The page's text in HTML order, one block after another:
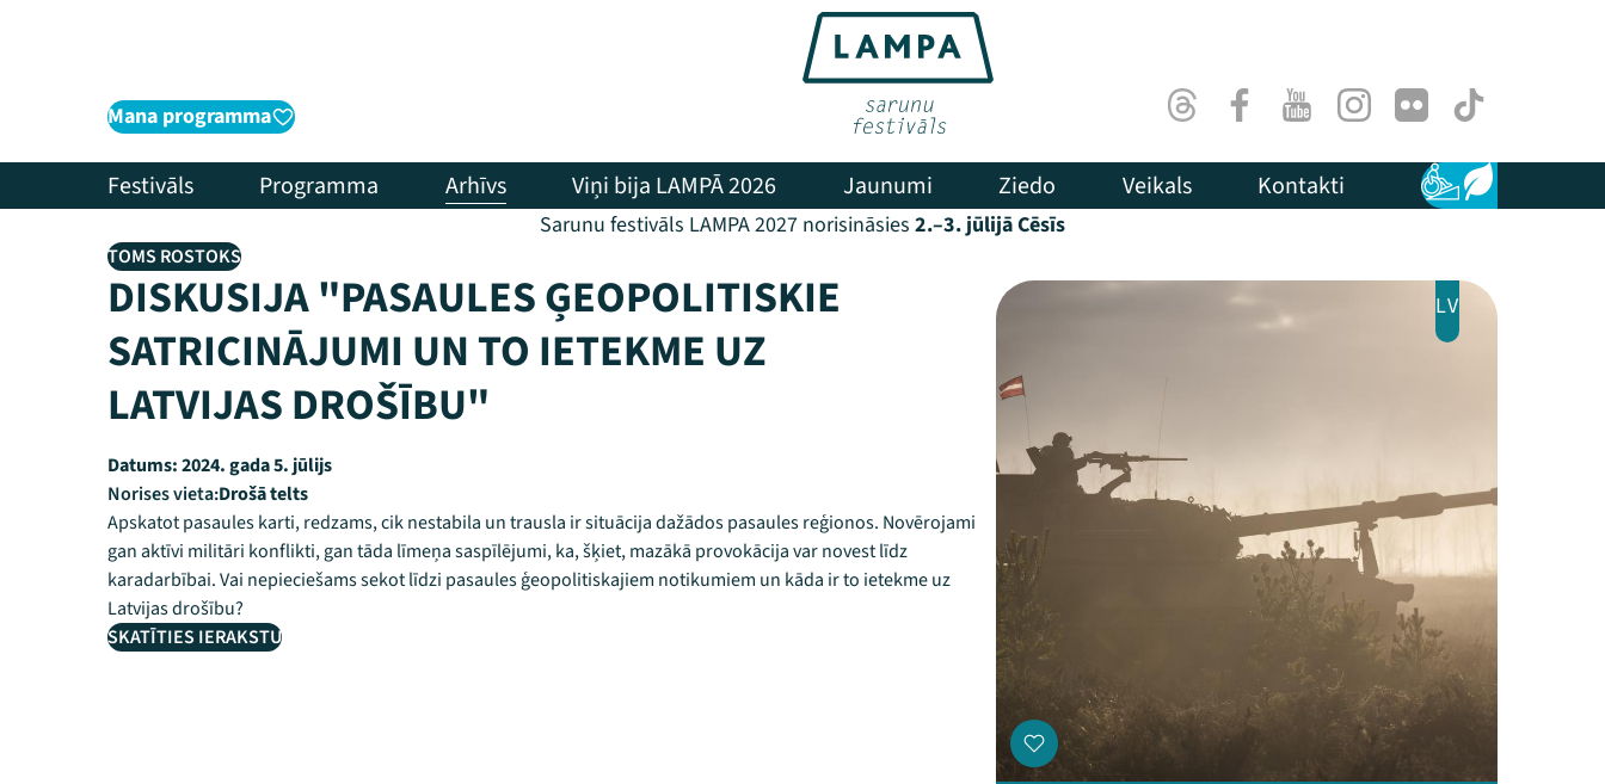
Mana programma ThreadsFacebookYoutubeInstagram
Flick TikTok
Festivāls Programma Arhīvs Viņi bija LAMPĀ 2026 Jaunumi Ziedo Veikals Kontakti Pieejamība
Ilgtspēja
Sarunu festivāls LAMPA 2027 norisināsies 2.–3. jūlijā Cēsīs
TOMS ROSTOKS
DISKUSIJA "PASAULES ĢEOPOLITISKIE
SATRICINĀJUMI UN TO IETEKME UZ
LATVIJAS DROŠĪBU"
Datums:2024. gada 5. jūlijs
Norises vieta:Drošā telts
Apskatot pasaules karti, redzams, cik nestabila un trausla ir situācija dažādos pasaules reģionos. Novērojami
gan aktīvi militāri konflikti, gan tāda līmeņa saspīlējumi, ka, šķiet, mazākā provokācija var novest līdz
karadarbībai. Vai nepieciešams sekot līdzi pasaules ģeopolitiskajiem notikumiem un kāda ir to ietekme uz
Latvijas drošību?
SKATĪTIES IERAKSTU
LV